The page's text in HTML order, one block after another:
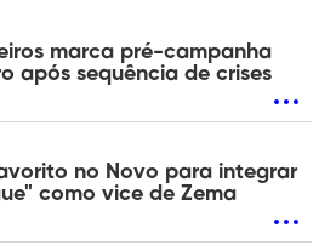
marca pré-campanha
após sequência de crises
no Novo para integrar
como vice de Zema